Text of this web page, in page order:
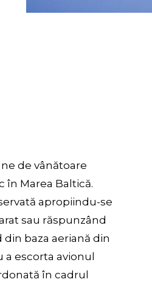
de vânătoare
în Marea Baltică.
apropiindu-se
sau răspunzând
baza aeriană din
escorta avionul
în cadrul